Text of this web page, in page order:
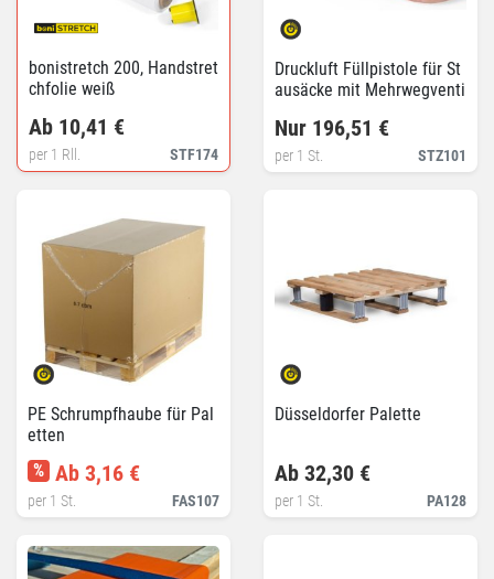
bonistretch 200, Handstret
chfolie weiß
STF174
Ab 10,41 €
per 1 Rll.
Druckluft Füllpistole für St
ausäcke mit Mehrwegventi
STZ101
Nur 196,51 €
per 1 St.
PE Schrumpfhaube für Pal
etten
FAS107
% Ab 3,16 €
per 1 St.
Düsseldorfer Palette
PA128
Ab 32,30 €
per 1 St.